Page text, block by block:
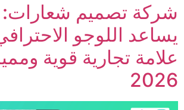
تصميم شعارات:
اللوجو الاحترافي
تجارية قوية